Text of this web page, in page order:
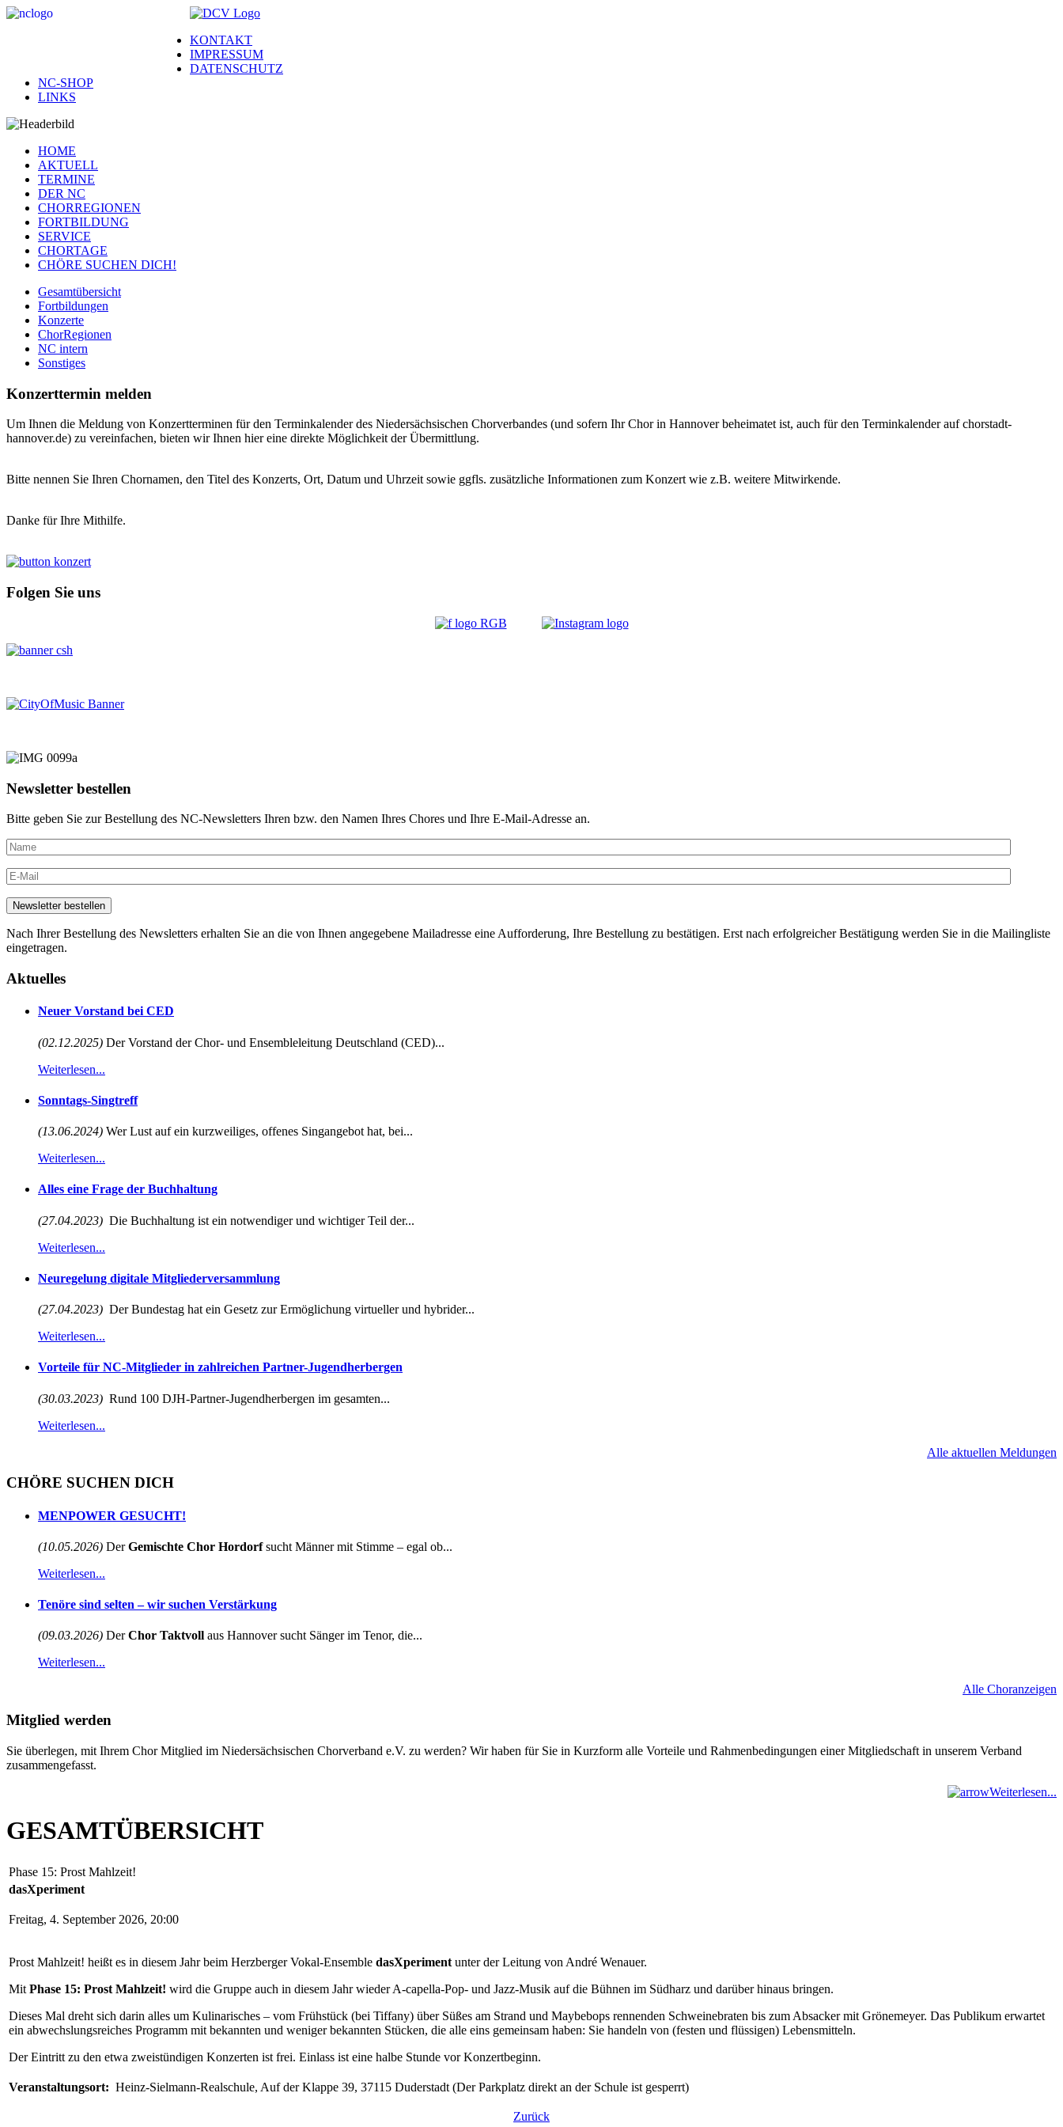
KONTAKT
IMPRESSUM
DATENSCHUTZ
NC-SHOP
LINKS
HOME
AKTUELL
TERMINE
DER NC
CHORREGIONEN
FORTBILDUNG
SERVICE
CHORTAGE
CHÖRE SUCHEN DICH!
Gesamtübersicht
Fortbildungen
Konzerte
ChorRegionen
NC intern
Sonstiges
Konzerttermin melden
Um Ihnen die Meldung von Konzertterminen für den Terminkalender des Niedersächsischen Chorverbandes (und sofern Ihr Chor in Hannover beheimatet ist, auch für den Terminkalender auf chorstadt-
hannover.de) zu vereinfachen, bieten wir Ihnen hier eine direkte Möglichkeit der Übermittlung.
Bitte nennen Sie Ihren Chornamen, den Titel des Konzerts, Ort, Datum und Uhrzeit sowie ggfls. zusätzliche Informationen zum Konzert wie z.B. weitere Mitwirkende.
Danke für Ihre Mithilfe.
Folgen Sie uns
Newsletter bestellen
Bitte geben Sie zur Bestellung des NC-Newsletters Ihren bzw. den Namen Ihres Chores und Ihre E-Mail-Adresse an.
Nach Ihrer Bestellung des Newsletters erhalten Sie an die von Ihnen angegebene Mailadresse eine Aufforderung, Ihre Bestellung zu bestätigen. Erst nach erfolgreicher Bestätigung werden Sie in die Mailingliste
eingetragen.
Aktuelles
Neuer Vorstand bei CED
(02.12.2025) Der Vorstand der Chor- und Ensembleleitung Deutschland (CED)...
Weiterlesen...
Sonntags-Singtreff
(13.06.2024) Wer Lust auf ein kurzweiliges, offenes Singangebot hat, bei...
Weiterlesen...
Alles eine Frage der Buchhaltung
(27.04.2023) Die Buchhaltung ist ein notwendiger und wichtiger Teil der...
Weiterlesen...
Neuregelung digitale Mitgliederversammlung
(27.04.2023) Der Bundestag hat ein Gesetz zur Ermöglichung virtueller und hybrider...
Weiterlesen...
Vorteile für NC-Mitglieder in zahlreichen Partner-Jugendherbergen
(30.03.2023) Rund 100 DJH-Partner-Jugendherbergen im gesamten...
Weiterlesen...
Alle aktuellen Meldungen
CHÖRE SUCHEN DICH
MENPOWER GESUCHT!
(10.05.2026) DerGemischte Chor Hordorfsucht Männer mit Stimme – egal ob...
Weiterlesen...
Tenöre sind selten – wir suchen Verstärkung
(09.03.2026) DerChor Taktvoll aus Hannover sucht Sänger im Tenor, die...
Weiterlesen...
Alle Choranzeigen
Mitglied werden
Sie überlegen, mit Ihrem Chor Mitglied im Niedersächsischen Chorverband e.V. zu werden? Wir haben für Sie in Kurzform alle Vorteile und Rahmenbedingungen einer Mitgliedschaft in unserem Verband
zusammengefasst.
Weiterlesen...
GESAMTÜBERSICHT
Phase 15: Prost Mahlzeit!
dasXperiment
Freitag, 4. September 2026, 20:00
Prost Mahlzeit! heißt es in diesem Jahr beim Herzberger Vokal-Ensemble dasXperiment unter der Leitung von André Wenauer.
Mit Phase 15: Prost Mahlzeit! wird die Gruppe auch in diesem Jahr wieder A-capella-Pop- und Jazz-Musik auf die Bühnen im Südharz und darüber hinaus bringen.
Dieses Mal dreht sich darin alles um Kulinarisches – vom Frühstück (bei Tiffany) über Süßes am Strand und Maybebops rennenden Schweinebraten bis zum Absacker mit Grönemeyer. Das Publikum erwartet
ein abwechslungsreiches Programm mit bekannten und weniger bekannten Stücken, die alle eins gemeinsam haben: Sie handeln von (festen und flüssigen) Lebensmitteln.
Der Eintritt zu den etwa zweistündigen Konzerten ist frei. Einlass ist eine halbe Stunde vor Konzertbeginn.
Veranstaltungsort: Heinz-Sielmann-Realschule, Auf der Klappe 39, 37115 Duderstadt (Der Parkplatz direkt an der Schule ist gesperrt)
Zurück